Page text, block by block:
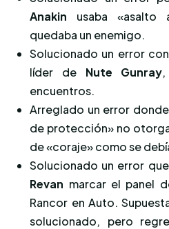
Anakin usaba «asalto
quedaba un enemigo.
Solucionado un error
líder de Nute Gunray
encuentros.
Arreglado un error
de protección» no
de «coraje» como se
Solucionado un error
Revan marcar el panel
Rancor en Auto.
solucionado, pero